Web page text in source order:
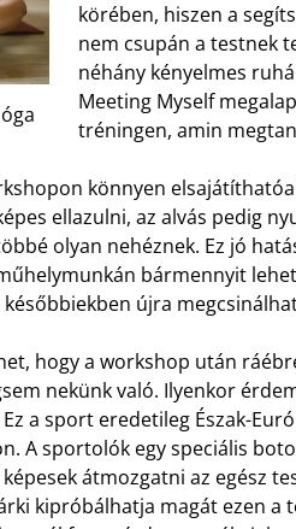
körében, hiszen a
nem csupán a testnek
néhány kényelmes
Meeting Myself
tréningen, amin
könnyen
ellazulni, az alvás pedig
olyan nehéznek. Ez jó
bármennyit
későbbiekben újra
hogy a workshop után
nekünk való. Ilyenkor
Ez a sport eredetileg Észak-
A sportolók egy speciális
átmozgatni az egész
kipróbálhatja magát ezen a